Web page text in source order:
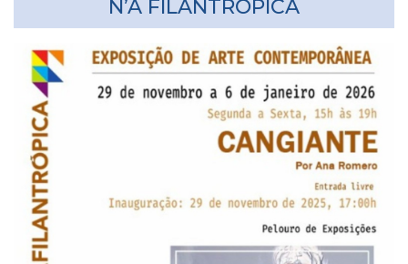
Fotógrafo
do
Acaso
Luas
e
Marés
Histórico
N’A FILANTRÓPICA